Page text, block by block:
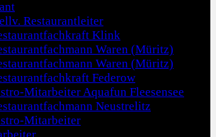
Restaurantleiter
Klink
Waren (Müritz)
Waren (Müritz)
Federow
Mitarbeiter Aquafun Fleesensee
Neustrelitz
Mitarbeiter